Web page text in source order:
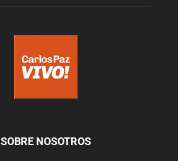
SOBRE NOSOTROS